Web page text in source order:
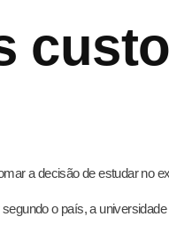
a decisão de estudar no
o país, a